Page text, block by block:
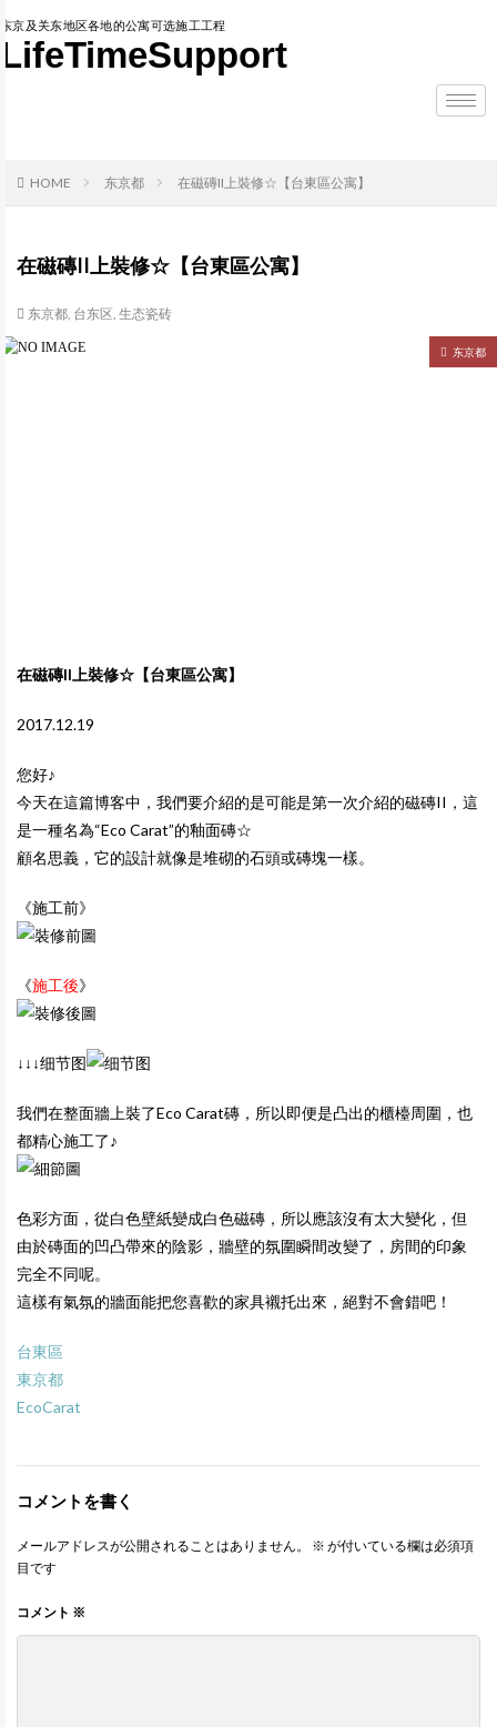
东京及关东地区各地的公寓可选施工工程
LifeTimeSupport
HOME 东京都 在磁磚II上裝修☆【台東區公寓】
在磁磚II上裝修☆【台東區公寓】
东京都, 台东区, 生态瓷砖
东京都
在磁磚II上裝修☆【台東區公寓】
2017.12.19
您好♪
今天在這篇博客中，我們要介紹的是可能是第一次介紹的磁磚II，這
是一種名為“Eco Carat”的釉面磚☆
顧名思義，它的設計就像是堆砌的石頭或磚塊一樣。
《施工前》
《施工後》
↓↓↓细节图
我們在整面牆上裝了Eco Carat磚，所以即便是凸出的櫃檯周圍，也
都精心施工了♪
色彩方面，從白色壁紙變成白色磁磚，所以應該沒有太大變化，但
由於磚面的凹凸帶來的陰影，牆壁的氛圍瞬間改變了，房間的印象
完全不同呢。
這樣有氣氛的牆面能把您喜歡的家具襯托出來，絕對不會錯吧！
台東區
東京都
EcoCarat
コメントを書く
メールアドレスが公開されることはありません。 ※ が付いている欄は必須項
目です
コメント ※